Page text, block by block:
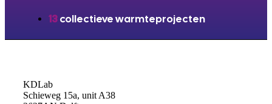
13collectieve warmteprojecten
KDLab
Schieweg 15a, unit A38